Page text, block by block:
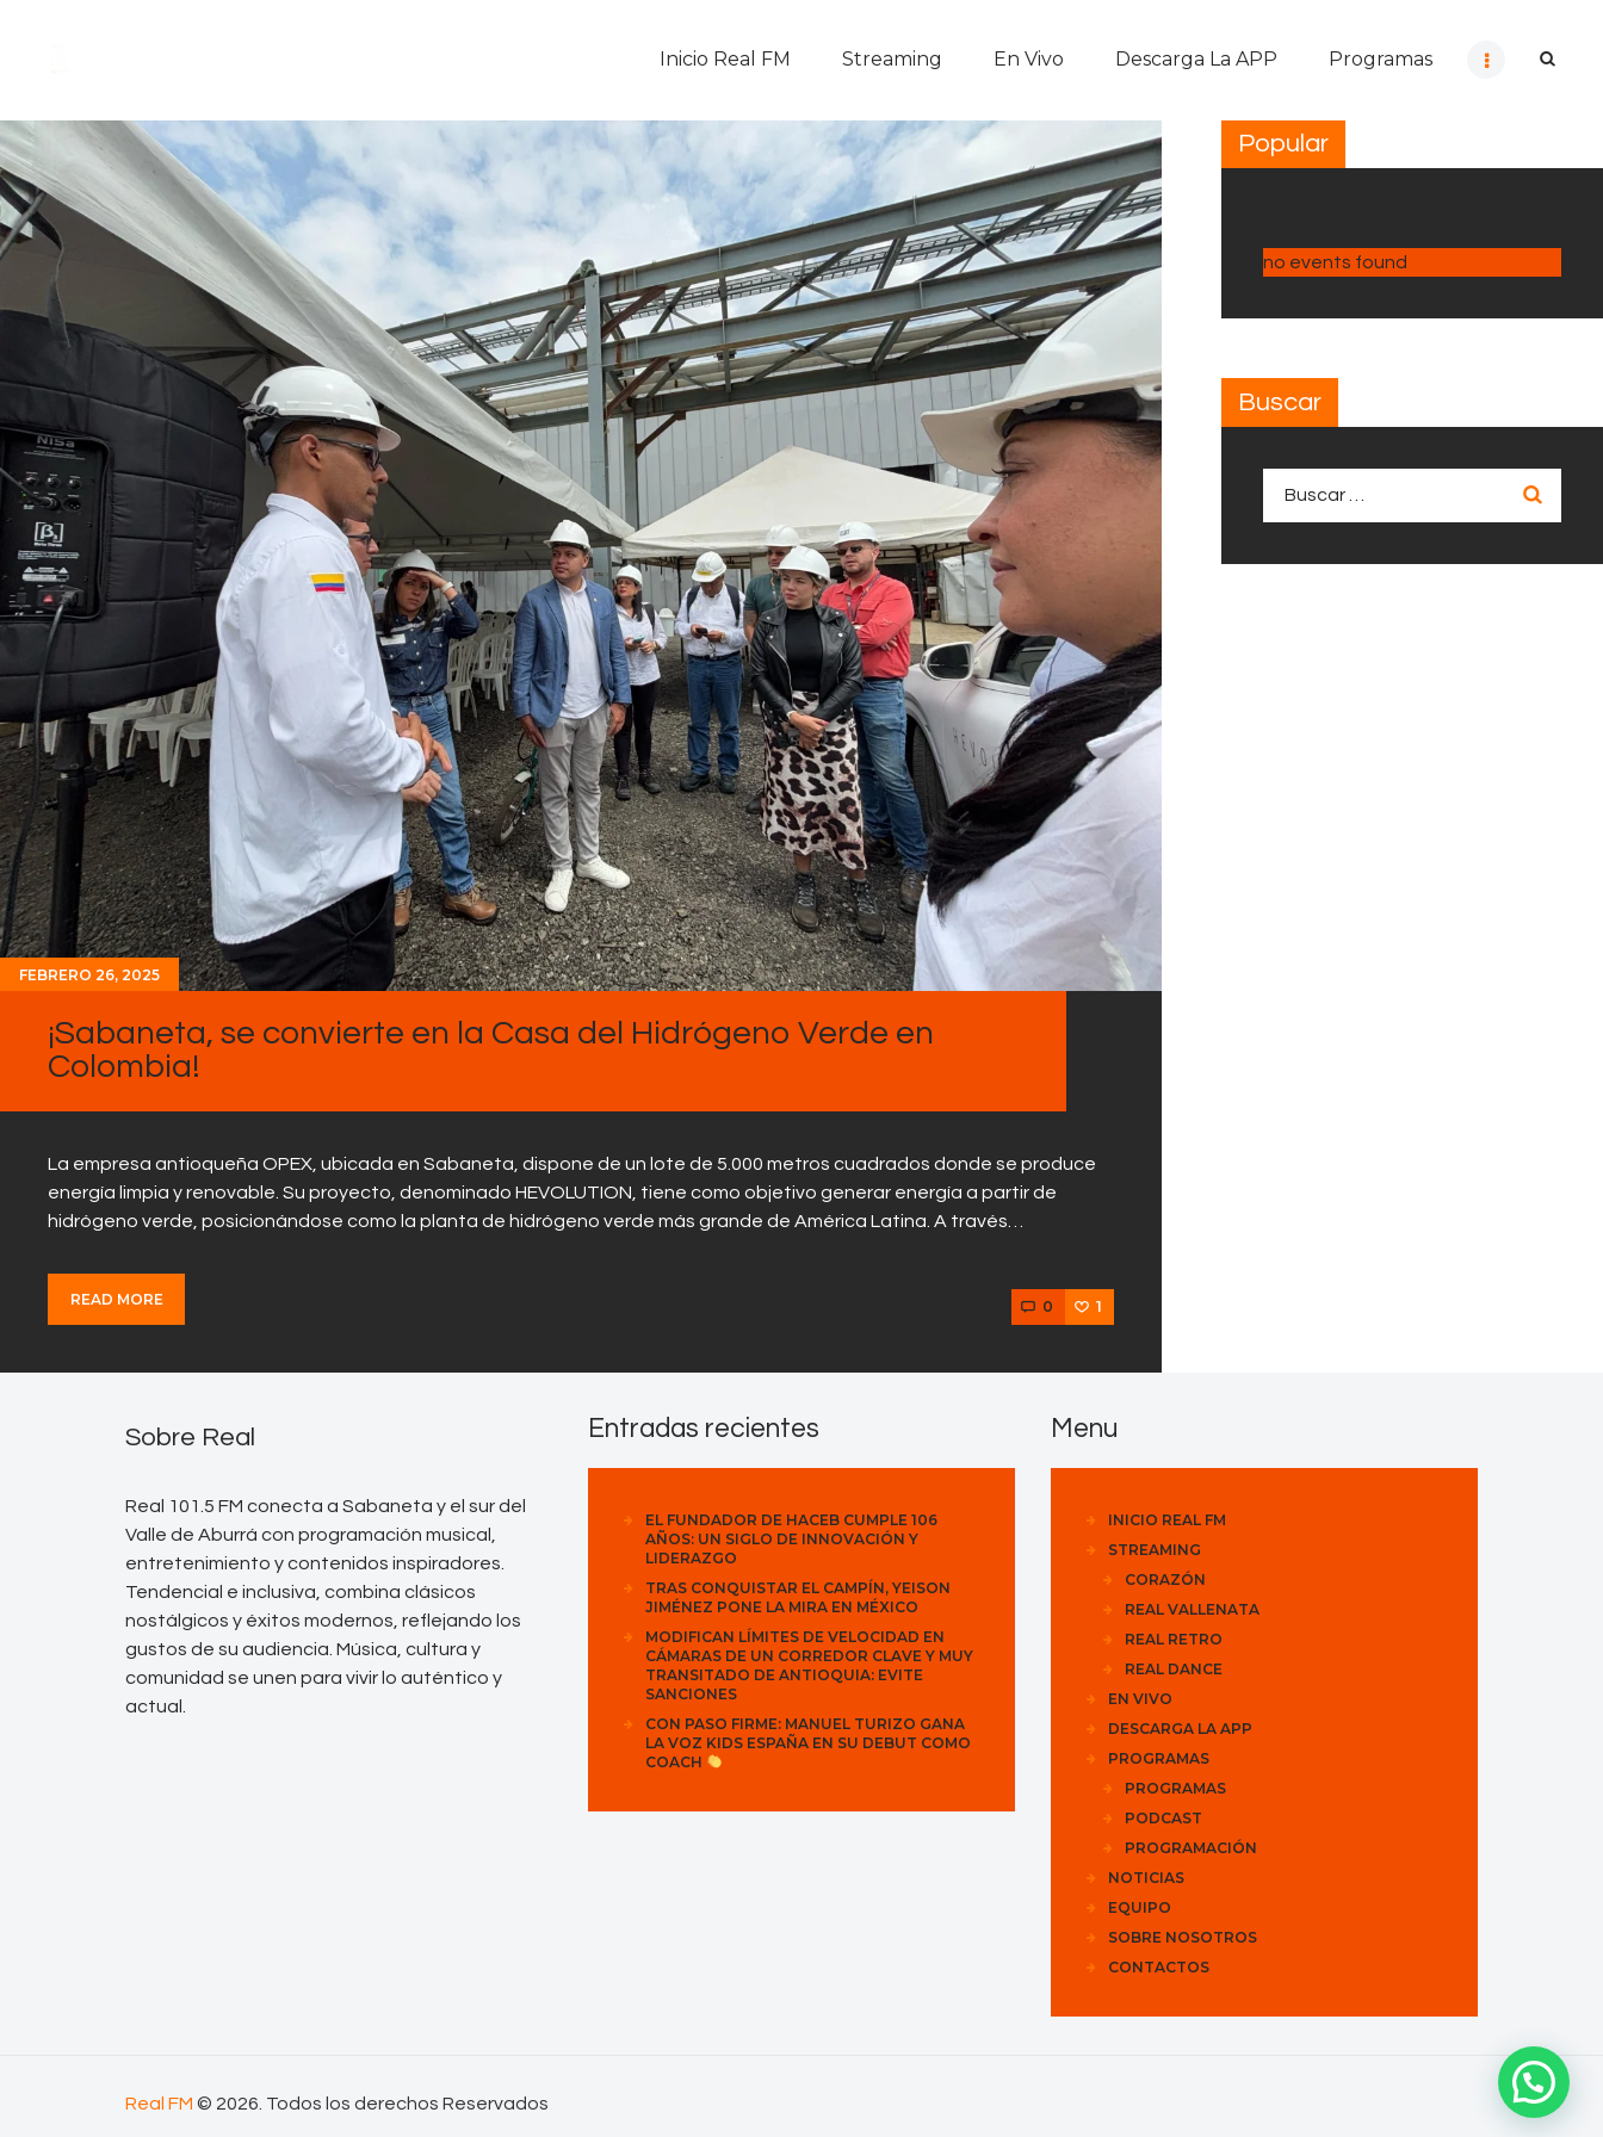
Inicio Real FM Streaming En Vivo Descarga La APP Programas
En Vivo
Descarga La APP
Programas
Noticias
Equipo
Sobre Nosotros
Contactos
FEBRERO 26, 2025
¡Sabaneta, se convierte en la Casa del Hidrógeno Verde en
Colombia!
La empresa antioqueña OPEX, ubicada en Sabaneta, dispone de un lote de 5.000 metros cuadrados donde se produce
energía limpia y renovable. Su proyecto, denominado HEVOLUTION, tiene como objetivo generar energía a partir de
hidrógeno verde, posicionándose como la planta de hidrógeno verde más grande de América Latina. A través…
READ MORE 0 1
Popular
no events found
Buscar
Sobre Real
Real 101.5 FM conecta a Sabaneta y el sur del
Valle de Aburrá con programación musical,
entretenimiento y contenidos inspiradores.
Tendencial e inclusiva, combina clásicos
nostálgicos y éxitos modernos, reflejando los
gustos de su audiencia. Música, cultura y
comunidad se unen para vivir lo auténtico y
actual.
Entradas recientes
EL FUNDADOR DE HACEB CUMPLE 106
AÑOS: UN SIGLO DE INNOVACIÓN Y
LIDERAZGO
TRAS CONQUISTAR EL CAMPÍN, YEISON
JIMÉNEZ PONE LA MIRA EN MÉXICO
MODIFICAN LÍMITES DE VELOCIDAD EN
CÁMARAS DE UN CORREDOR CLAVE Y MUY
TRANSITADO DE ANTIOQUIA: EVITE
SANCIONES
CON PASO FIRME: MANUEL TURIZO GANA
LA VOZ KIDS ESPAÑA EN SU DEBUT COMO
COACH
Menu
INICIO REAL FM
STREAMING
CORAZÓN
REAL VALLENATA
REAL RETRO
REAL DANCE
EN VIVO
DESCARGA LA APP
PROGRAMAS
PROGRAMAS
PODCAST
PROGRAMACIÓN
NOTICIAS
EQUIPO
SOBRE NOSOTROS
CONTACTOS
Real FM © 2026. Todos los derechos Reservados